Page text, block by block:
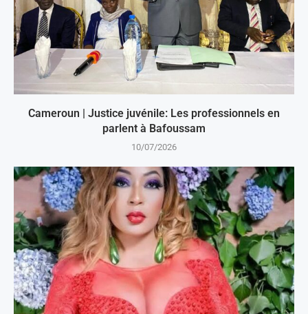
Cameroun | Justice juvénile: Les professionnels en
parlent à Bafoussam
10/07/2026